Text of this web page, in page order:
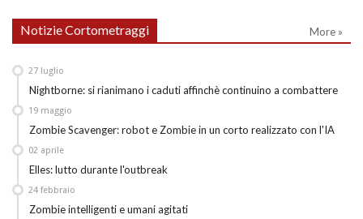
Notizie Cortometraggi More »
Nightborne: si rianimano i caduti affinchè continuino a combattere
27 luglio
Zombie Scavenger: robot e Zombie in un corto realizzato con l'IA
19 maggio
Elles: lutto durante l'outbreak
02 aprile
Zombie intelligenti e umani agitati
24 febbraio